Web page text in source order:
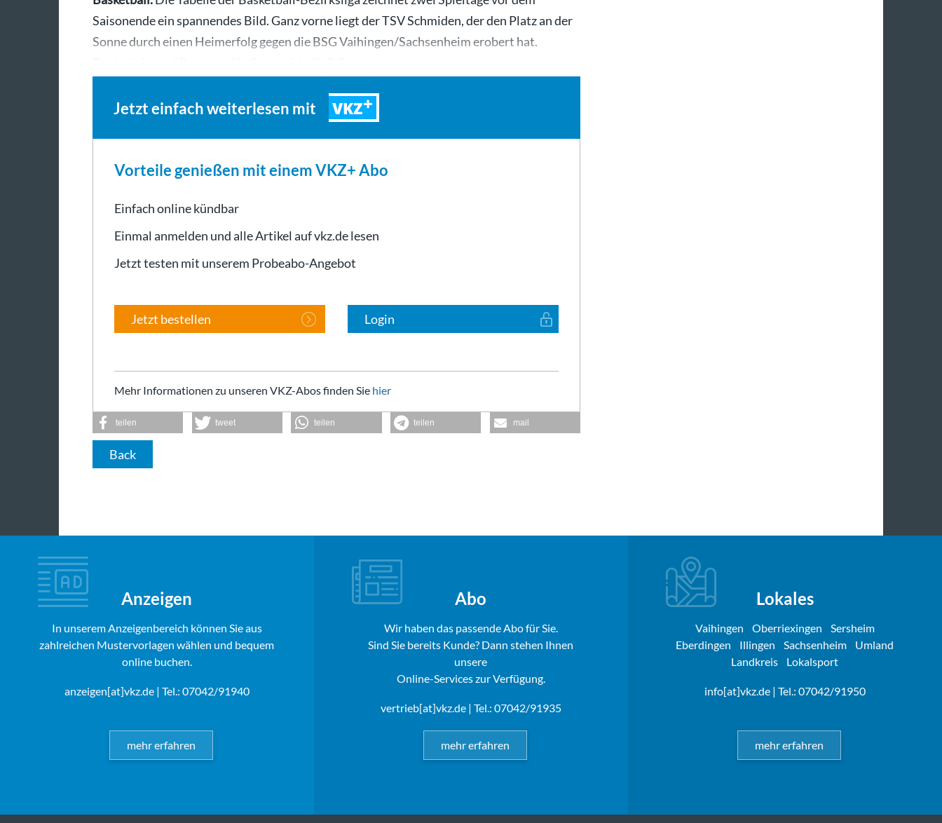
Saisonende ein spannendes Bild. Ganz vorne liegt der TSV Schmiden, der den Platz an der
Sonne durch einen Heimerfolg gegen die BSG Vaihingen/Sachsenheim erobert hat.
Jetzt einfach weiterlesen mit VKZ
Vorteile genießen mit einem VKZ+ Abo
Einfach online kündbar
Einmal anmelden und alle Artikel auf vkz.de lesen
Jetzt testen mit unserem Probeabo-Angebot
Jetzt bestellen Login
Mehr Informationen zu unseren VKZ-Abos finden Sie hier
teilen tweet teilen teilen mail
Back
Anzeigen
In unserem Anzeigenbereich können Sie aus
zahlreichen Mustervorlagen wählen und bequem
online buchen.
anzeigen[at]vkz.de| Tel.: 07042/91940
mehr erfahren
Abo
Wir haben das passende Abo für Sie.
Sind Sie bereits Kunde? Dann stehen Ihnen
unsere
Online-Services zur Verfügung.
vertrieb[at]vkz.de| Tel.: 07042/91935
mehr erfahren
Lokales
Vaihingen Oberriexingen
Sersheim
Eberdingen
Illingen Sachsenheim
Umland
Landkreis
Lokalsport
info[at]vkz.de| Tel.: 07042/91950
mehr erfahren